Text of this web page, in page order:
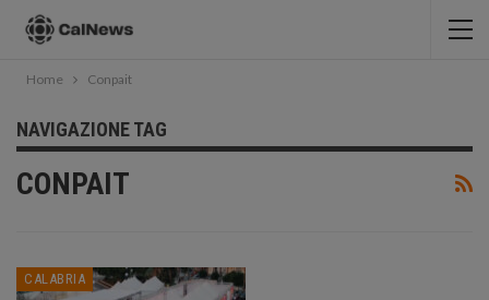
Home Conpait
NAVIGAZIONE TAG
CONPAIT
CALABRIA